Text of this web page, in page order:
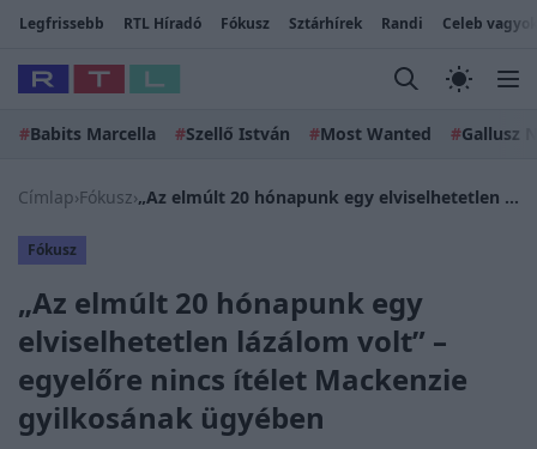
Legfrissebb RTL Híradó Fókusz Sztárhírek Randi Celeb
#Babits Marcella #Szellő István #Most Wanted #Gallusz
Címlap›Fókusz› „Az elmúlt 20 hónapunk egy elviselhetetlen lázálom volt” – egyelőre nincs ítélet Mackenzie gyilkosának ügyében
Fókusz
„Az elmúlt 20 hónapunk egy
elviselhetetlen lázálom volt” –
egyelőre nincs ítélet Mackenzie
gyilkosának ügyében